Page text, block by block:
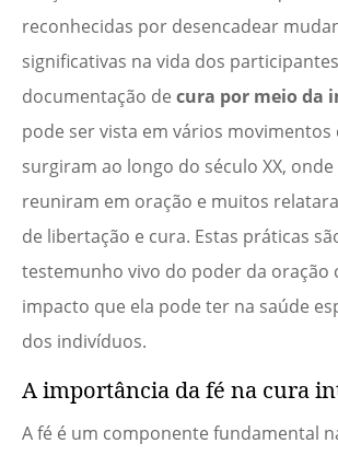
reconhecidas por desencadear
significativas na vida dos
documentação de cura por meio da
pode ser vista em vários movimentos
surgiram ao longo do século XX,
reuniram em oração e muitos
de libertação e cura. Estas práticas
testemunho vivo do poder da oração
impacto que ela pode ter na saúde
dos indivíduos.
A importância da fé na cura
A fé é um componente fundamental